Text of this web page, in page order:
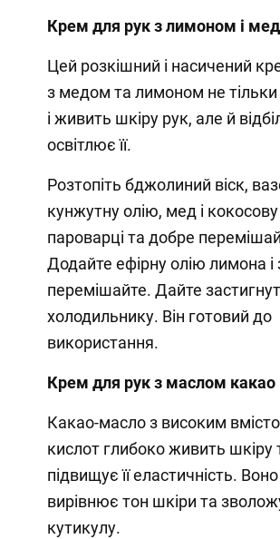
Крем для рук з лимоном і
Цей розкішний і насичений
з медом та лимоном не
і живить шкіру рук, але й
освітлює її.
Розтопіть бджолиний віск,
кунжутну олію, мед і
пароварці та добре
Додайте ефірну олію лимона і
перемішайте. Дайте
холодильнику. Він готовий до
використання.
Крем для рук з маслом какао
Какао-масло з високим
кислот глибоко живить шкіру
підвищує її еластичність.
вирівнює тон шкіри та
кутикулу.